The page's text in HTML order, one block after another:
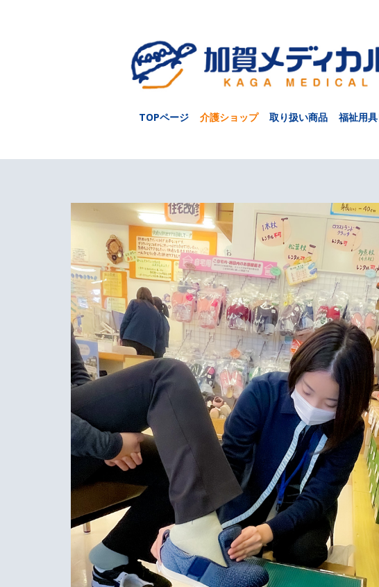
TOPページ 介護ショップ 取り扱い商品 福祉用